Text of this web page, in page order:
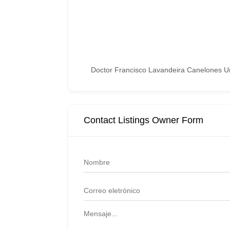
Doctor Francisco Lavandeira Canelones
Contact Listings Owner Form